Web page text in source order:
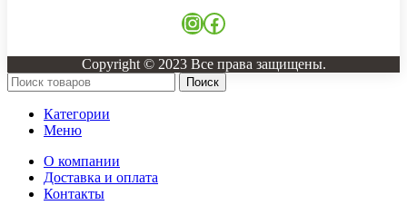
Copyright © 2023 Все права защищены.
Поиск
Категории
Меню
О компании
Доставка и оплата
Контакты